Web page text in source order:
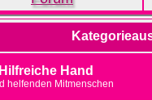
Hand
helfenden Mitmenschen